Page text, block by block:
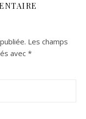
Les champs
avec *